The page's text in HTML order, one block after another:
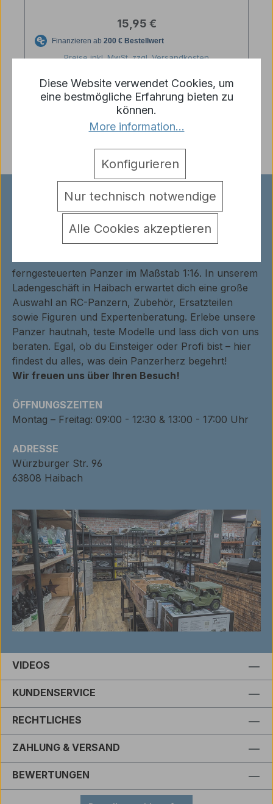
Regulärer Preis:
15,95 €
Preise inkl. MwSt. zzgl. Versandkosten
In den Warenkorb
RC-PANZER HAUTNAH ERLEBEN!
Unser Ladengeschäft in Haibach
ferngesteuerten Panzer im Maßstab 1:16. In unserem
Ladengeschäft in Haibach erwartet dich eine große
Auswahl an RC-Panzern, Zubehör, Ersatzteilen
sowie Figuren und Expertenberatung. Erlebe unsere
Panzer hautnah, teste Modelle und lass dich von uns
beraten. Egal, ob du Einsteiger oder Profi bist – hier
findest du alles, was dein Panzerherz begehrt!
Wir freuen uns über Ihren Besuch!
ÖFFNUNGSZEITEN
Montag – Freitag: 09:00 - 12:30 & 13:00 - 17:00 Uhr
ADRESSE
Würzburger Str. 96
63808 Haibach
VIDEOS
KUNDENSERVICE
RECHTLICHES
ZAHLUNG & VERSAND
BEWERTUNGEN
Diese Website verwendet Cookies, um
eine bestmögliche Erfahrung bieten zu
können.
More information...
Nur technisch notwendige
Konfigurieren
Alle Cookies akzeptieren